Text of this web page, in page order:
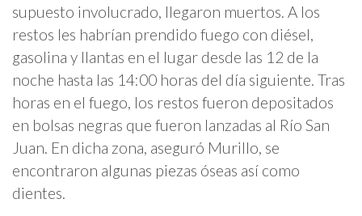
supuesto involucrado, llegaron muertos. A los
restos les habrían prendido fuego con diésel,
gasolina y llantas en el lugar desde las 12 de la
noche hasta las 14:00 horas del día siguiente. Tras
horas en el fuego, los restos fueron depositados
en bolsas negras que fueron lanzadas al Río San
Juan. En dicha zona, aseguró Murillo, se
encontraron algunas piezas óseas así como
dientes.